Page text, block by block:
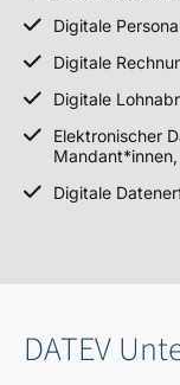
Digitale
Digitale
Digitale
Elektronischer
Digitale
DATEV